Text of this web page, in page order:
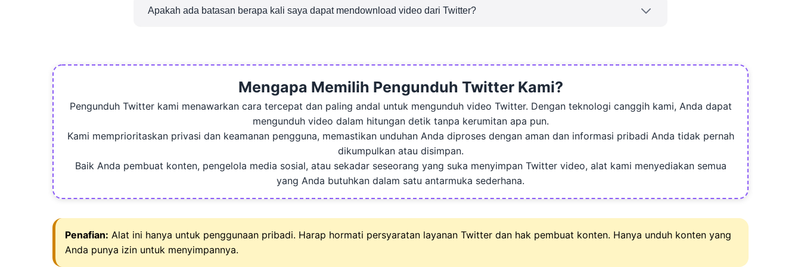
Twitter. Sangat mudah untuk menyimpan semua konten media Twitter favorit Anda, baik online atau melalui
Apakah ada batasan berapa kali saya dapat mendownload video dari Twitter?
Mengapa Memilih Pengunduh Twitter Kami?
Pengunduh Twitter kami menawarkan cara tercepat dan paling andal untuk mengunduh video Twitter. Dengan teknologi canggih kami, Anda dapat
mengunduh video dalam hitungan detik tanpa kerumitan apa pun.
Kami memprioritaskan privasi dan keamanan pengguna, memastikan unduhan Anda diproses dengan aman dan informasi pribadi Anda tidak pernah
dikumpulkan atau disimpan.
Baik Anda pembuat konten, pengelola media sosial, atau sekadar seseorang yang suka menyimpan Twitter video, alat kami menyediakan semua
yang Anda butuhkan dalam satu antarmuka sederhana.
Penafian: Alat ini hanya untuk penggunaan pribadi. Harap hormati persyaratan layanan Twitter dan hak pembuat konten. Hanya unduh konten yang
Anda punya izin untuk menyimpannya.